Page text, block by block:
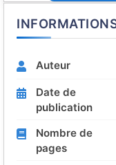
Auteur
Date de
publication
Nombre de
pages